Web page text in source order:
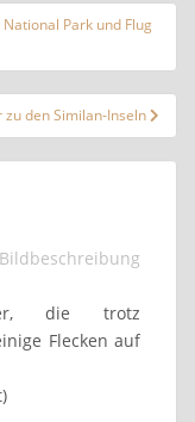
Park und Flug
den Similan-Inseln
die trotz
Flecken auf